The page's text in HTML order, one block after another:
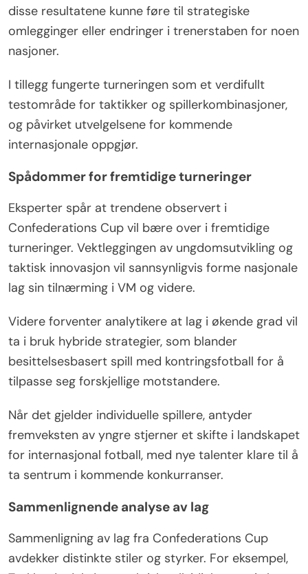
disse resultatene kunne føre til strategiske
omlegginger eller endringer i trenerstaben for noen
nasjoner.
I tillegg fungerte turneringen som et verdifullt
testområde for taktikker og spillerkombinasjoner,
og påvirket utvelgelsene for kommende
internasjonale oppgjør.
Spådommer for fremtidige turneringer
Eksperter spår at trendene observert i
Confederations Cup vil bære over i fremtidige
turneringer. Vektleggingen av ungdomsutvikling og
taktisk innovasjon vil sannsynligvis forme nasjonale
lag sin tilnærming i VM og videre.
Videre forventer analytikere at lag i økende grad vil
ta i bruk hybride strategier, som blander
besittelsesbasert spill med kontringsfotball for å
tilpasse seg forskjellige motstandere.
Når det gjelder individuelle spillere, antyder
fremveksten av yngre stjerner et skifte i landskapet
for internasjonal fotball, med nye talenter klare til å
ta sentrum i kommende konkurranser.
Sammenlignende analyse av lag
Sammenligning av lag fra Confederations Cup
avdekker distinkte stiler og styrker. For eksempel,